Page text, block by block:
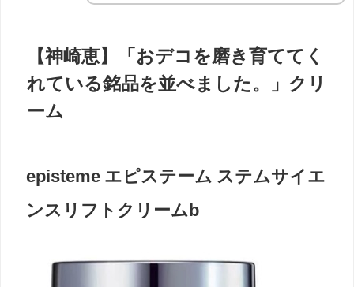
【神崎恵】「おデコを磨き育ててく
れている銘品を並べました。」クリ
ーム
episteme エピステーム ステムサイエ
ンスリフトクリームb